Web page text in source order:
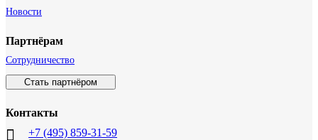
Новости
Партнёрам
Сотрудничество
Стать партнёром
Контакты
+7 (495) 859-31-59